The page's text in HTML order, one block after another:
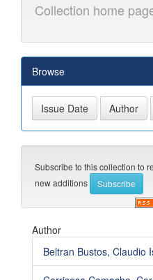
Collection home
Browse
Subscribe to this collection to
new additions
Author
Beltran Bustos, Claudio